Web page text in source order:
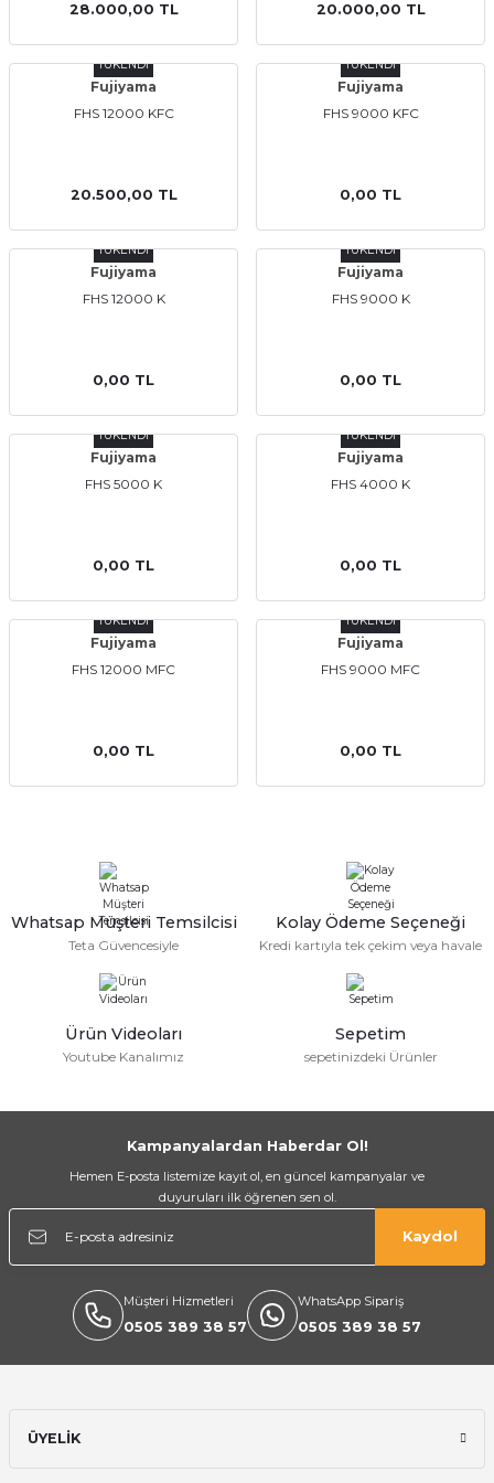
28.000,00 TL 20.000,00 TL
TÜKENDİ
Fujiyama
FHS 12000 KFC
20.500,00 TL
TÜKENDİ
Fujiyama
FHS 9000 KFC
0,00 TL
TÜKENDİ
Fujiyama
FHS 12000 K
0,00 TL
TÜKENDİ
Fujiyama
FHS 9000 K
0,00 TL
TÜKENDİ
Fujiyama
FHS 5000 K
0,00 TL
TÜKENDİ
Fujiyama
FHS 4000 K
0,00 TL
TÜKENDİ
Fujiyama
FHS 12000 MFC
0,00 TL
TÜKENDİ
Fujiyama
FHS 9000 MFC
0,00 TL
Whatsap Müşteri Temsilcisi
Teta Güvencesiyle
Kolay Ödeme Seçeneği
Kredi kartıyla tek çekim veya havale
Ürün Videoları
Youtube Kanalımız
Sepetim
sepetinizdeki Ürünler
Kampanyalardan Haberdar Ol!
Hemen E-posta listemize kayıt ol, en güncel kampanyalar ve
duyuruları ilk öğrenen sen ol.
Kaydol
Müşteri Hizmetleri
0505 389 38 57
WhatsApp Sipariş
0505 389 38 57
ÜYELİK